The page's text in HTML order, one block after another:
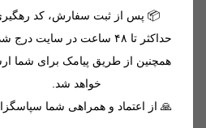
📦 پس از ثبت سفارش، کد
حداکثر تا ۴۸ ساعت در سایت درج
همچنین از طریق پیامک برای شما
خواهد شد.
🙏 از اعتماد و همراهی شما
09221680256 - 09373782289
nikanmobstore@gmail.com
هرمزگان، بندرخمیر، شهرک رودبار
دسترسی سریع
لیست محصولات
خدمات مشتریان
حریم خصوصی